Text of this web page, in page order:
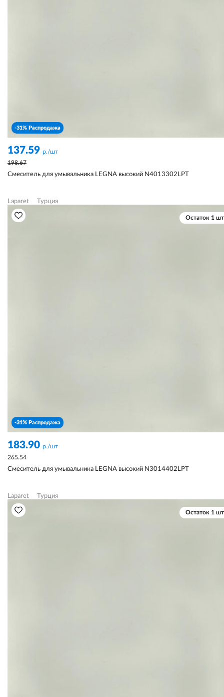
-31% Распродажа
137.59 р./шт
198.67
Смеситель для умывальника LEGNA высокий N4013302LPT
Laparet Турция
Остаток 1 шт
-31% Распродажа
183.90 р./шт
265.54
Смеситель для умывальника LEGNA высокий N3014402LPT
Laparet Турция
Остаток 1 шт